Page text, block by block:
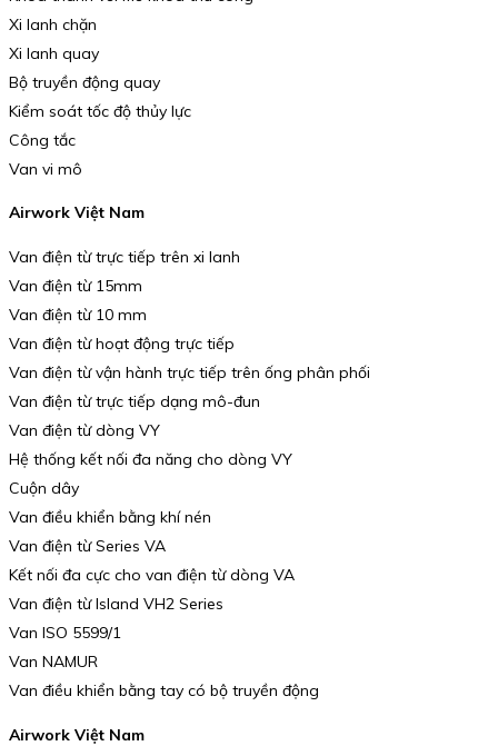
Xi lanh chặn
Xi lanh quay
Bộ truyền động quay
Kiểm soát tốc độ thủy lực
Công tắc
Van vi mô
Airwork Việt Nam
Van điện từ trực tiếp trên xi lanh
Van điện từ 15mm
Van điện từ 10 mm
Van điện từ hoạt động trực tiếp
Van điện từ vận hành trực tiếp trên ống phân phối
Van điện từ trực tiếp dạng mô-đun
Van điện từ dòng VY
Hệ thống kết nối đa năng cho dòng VY
Cuộn dây
Van điều khiển bằng khí nén
Van điện từ Series VA
Kết nối đa cực cho van điện từ dòng VA
Van điện từ Island VH2 Series
Van ISO 5599/1
Van NAMUR
Van điều khiển bằng tay có bộ truyền động
Airwork Việt Nam